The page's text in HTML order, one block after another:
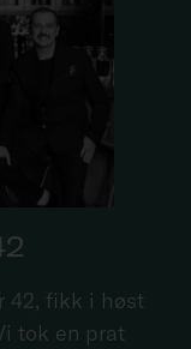
42, fikk i høst
tok en prat